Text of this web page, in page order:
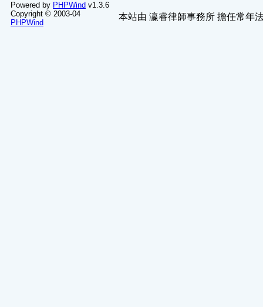
Powered by PHPWind v1.3.6
Copyright © 2003-04
PHPWind
本站由 瀛睿律師事務所 擔任常年